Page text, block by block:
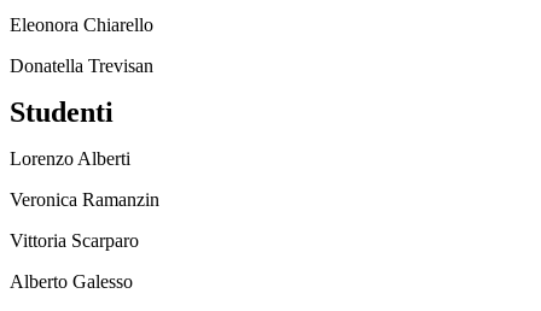
Eleonora Chiarello
Donatella Trevisan
Studenti
Lorenzo Alberti
Veronica Ramanzin
Vittoria Scarparo
Alberto Galesso